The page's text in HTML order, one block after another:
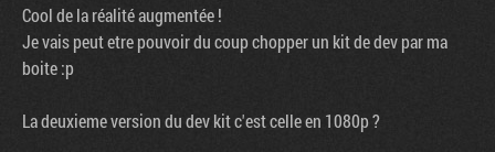
Cool de la réalité augmentée !
Je vais peut etre pouvoir du coup chopper un kit de dev par ma
boite :p
La deuxieme version du dev kit c'est celle en 1080p ?